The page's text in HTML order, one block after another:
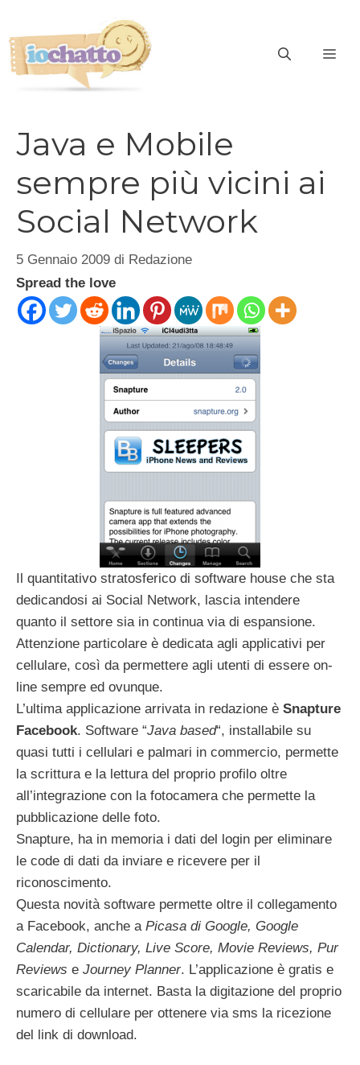
contenuto
Java e Mobile
sempre più vicini ai
Social Network
5 Gennaio 2009 di Redazione
Spread the love
Il quantitativo stratosferico di software house che sta
dedicandosi ai Social Network, lascia intendere
quanto il settore sia in continua via di espansione.
Attenzione particolare è dedicata agli applicativi per
cellulare, così da permettere agli utenti di essere on-
line sempre ed ovunque.
L’ultima applicazione arrivata in redazione è Snapture
Facebook. Software “Java based“, installabile su
quasi tutti i cellulari e palmari in commercio, permette
la scrittura e la lettura del proprio profilo oltre
all’integrazione con la fotocamera che permette la
pubblicazione delle foto.
Snapture, ha in memoria i dati del login per eliminare
le code di dati da inviare e ricevere per il
riconoscimento.
Questa novità software permette oltre il collegamento
a Facebook, anche a Picasa di Google, Google
Calendar, Dictionary, Live Score, Movie Reviews, Pur
Reviews e Journey Planner. L’applicazione è gratis e
scaricabile da internet. Basta la digitazione del proprio
numero di cellulare per ottenere via sms la ricezione
del link di download.